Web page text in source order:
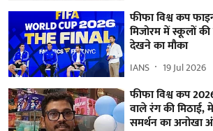
फीफा विश्व कप
मिजोरम में स्कूलों की
देखने का मौका
IANS 19 Jul 2026
फीफा विश्व कप
वाले रंग की
समर्थन का अनोखा